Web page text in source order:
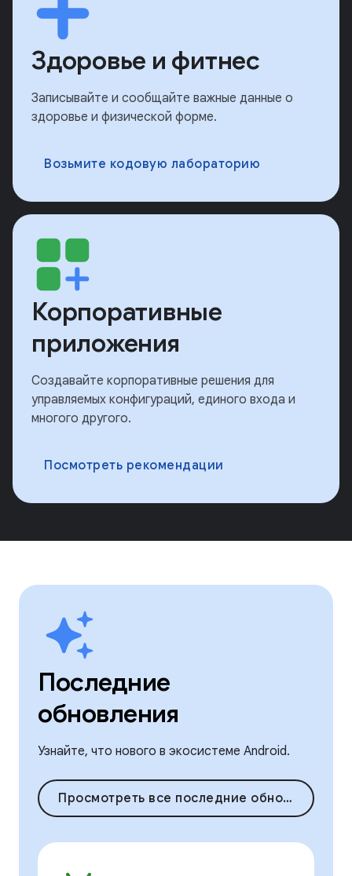
Здоровье и фитнес
Записывайте и сообщайте важные данные о
здоровье и физической форме.
Возьмите кодовую лабораторию
Корпоративные
приложения
Создавайте корпоративные решения для
управляемых конфигураций, единого входа и
многого другого.
Посмотреть рекомендации
Последние
обновления
Узнайте, что нового в экосистеме Android.
Просмотреть все последние обновления